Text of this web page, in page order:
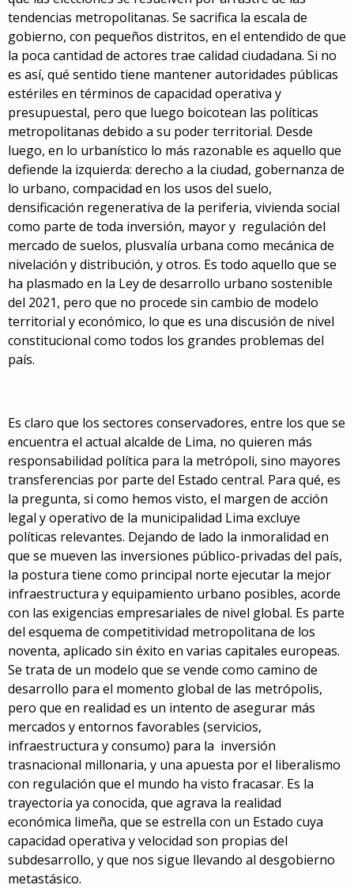
tendencias metropolitanas. Se sacrifica la escala de
gobierno, con pequeños distritos, en el entendido de que
la poca cantidad de actores trae calidad ciudadana. Si no
es así, qué sentido tiene mantener autoridades públicas
estériles en términos de capacidad operativa y
presupuestal, pero que luego boicotean las políticas
metropolitanas debido a su poder territorial. Desde
luego, en lo urbanístico lo más razonable es aquello que
defiende la izquierda: derecho a la ciudad, gobernanza de
lo urbano, compacidad en los usos del suelo,
densificación regenerativa de la periferia, vivienda social
como parte de toda inversión, mayor y regulación del
mercado de suelos, plusvalía urbana como mecánica de
nivelación y distribución, y otros. Es todo aquello que se
ha plasmado en la Ley de desarrollo urbano sostenible
del 2021, pero que no procede sin cambio de modelo
territorial y económico, lo que es una discusión de nivel
constitucional como todos los grandes problemas del
país.
Es claro que los sectores conservadores, entre los que se
encuentra el actual alcalde de Lima, no quieren más
responsabilidad política para la metrópoli, sino mayores
transferencias por parte del Estado central. Para qué, es
la pregunta, si como hemos visto, el margen de acción
legal y operativo de la municipalidad Lima excluye
políticas relevantes. Dejando de lado la inmoralidad en
que se mueven las inversiones público-privadas del país,
la postura tiene como principal norte ejecutar la mejor
infraestructura y equipamiento urbano posibles, acorde
con las exigencias empresariales de nivel global. Es parte
del esquema de competitividad metropolitana de los
noventa, aplicado sin éxito en varias capitales europeas.
Se trata de un modelo que se vende como camino de
desarrollo para el momento global de las metrópolis,
pero que en realidad es un intento de asegurar más
mercados y entornos favorables (servicios,
infraestructura y consumo) para la inversión
trasnacional millonaria, y una apuesta por el liberalismo
con regulación que el mundo ha visto fracasar. Es la
trayectoria ya conocida, que agrava la realidad
económica limeña, que se estrella con un Estado cuya
capacidad operativa y velocidad son propias del
subdesarrollo, y que nos sigue llevando al desgobierno
metastásico.